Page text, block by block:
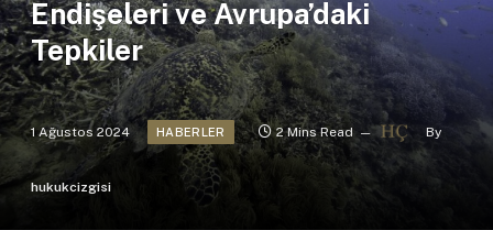
Endişeleri ve Avrupa’daki
Tepkiler
1 Ağustos 2024 HABERLER 2 Mins Read By
hukukcizgisi